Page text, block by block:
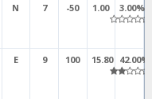
N 7 -50 1.00 3.00%
E 9 100 15.80 42.00%